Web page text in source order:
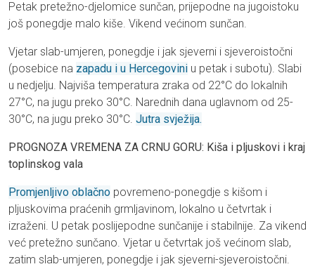
Petak pretežno-djelomice sunčan, prijepodne na jugoistoku
još ponegdje malo kiše. Vikend većinom sunčan.
Vjetar slab-umjeren, ponegdje i jak sjeverni i sjeveroistočni
(posebice na zapadu i u Hercegovini u petak i subotu). Slabi
u nedjelju. Najviša temperatura zraka od 22°C do lokalnih
27°C, na jugu preko 30°C. Narednih dana uglavnom od 25-
30°C, na jugu preko 30°C. Jutra svježija.
PROGNOZA VREMENA ZA CRNU GORU: Kiša i pljuskovi i kraj
toplinskog vala
Promjenljivo oblačno povremeno-ponegdje s kišom i
pljuskovima praćenih grmljavinom, lokalno u četvrtak i
izraženi. U petak poslijepodne sunčanije i stabilnije. Za vikend
već pretežno sunčano. Vjetar u četvrtak još većinom slab,
zatim slab-umjeren, ponegdje i jak sjeverni-sjeveroistočni.